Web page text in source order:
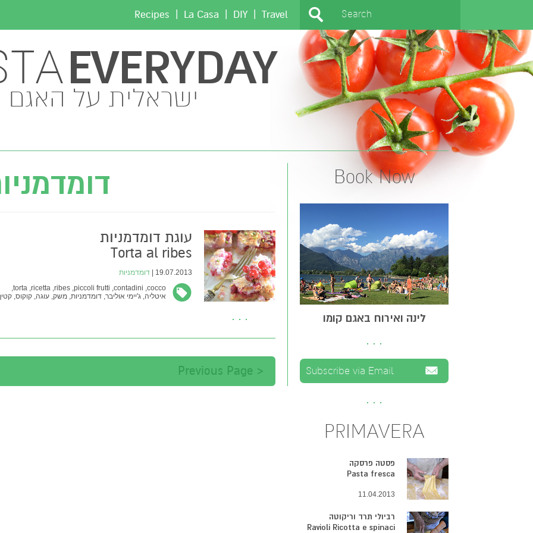
Travel
|
DIY
|
La Casa
|
Recipes
EVERYDAY
ישראלית על האגם
Book Now
לינה ואירוח באגם קומו
PRIMAVERA
פסטה פרסקה
Pasta fresca
11.04.2013
רביולי תרד וריקוטה
Ravioli Ricotta e spinaci
עוגת דומדמניות
Torta al ribes
19.07.2013 |
דומדמניות
cocco,
contadini,
piccoli frutti,
ribes,
ricetta,
torta,
איטליה, ג'יימי אוליבר, דומדמניות, משק, עוגה, קוקוס,
< Previous Page